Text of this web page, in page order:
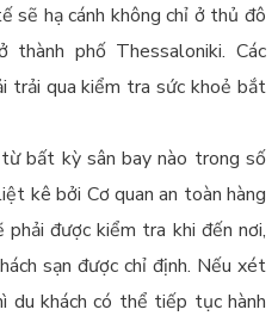
sẽ hạ cánh không chỉ ở thủ đô
thành phố Thessaloniki. Các
trải qua kiểm tra sức khoẻ bắt
bất kỳ sân bay nào trong số
kê bởi Cơ quan an toàn hàng
phải được kiểm tra khi đến nơi,
sạn được chỉ định. Nếu xét
du khách có thể tiếp tục hành